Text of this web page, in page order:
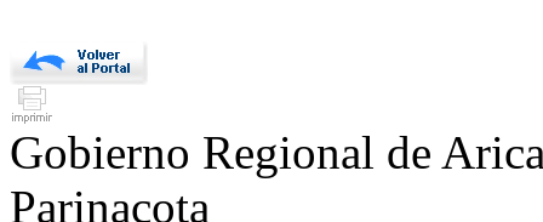
Gobierno Regional de
Parinacota